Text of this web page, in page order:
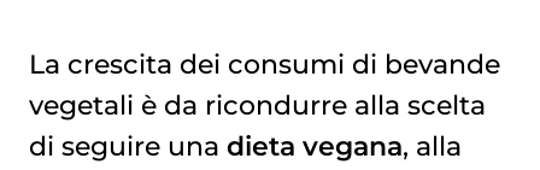
La crescita dei consumi di bevande
vegetali è da ricondurre alla scelta
di seguire una dieta vegana, alla